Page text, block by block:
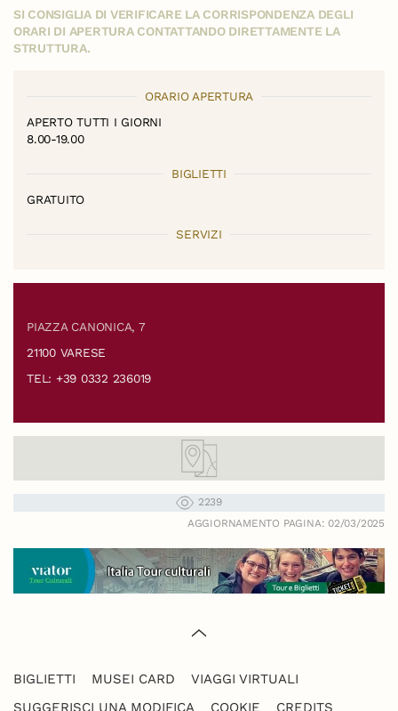
SI CONSIGLIA DI VERIFICARE LA CORRISPONDENZA DEGLI
ORARI DI APERTURA CONTATTANDO DIRETTAMENTE LA
STRUTTURA.
ORARIO APERTURA
APERTO TUTTI I GIORNI
8.00-19.00
BIGLIETTI
GRATUITO
SERVIZI
PIAZZA CANONICA, 7
21100 VARESE
TEL: +39 0332 236019
2239
AGGIORNAMENTO PAGINA: 02/03/2025
BIGLIETTI MUSEI CARD
VIAGGI VIRTUALI
SUGGERISCI UNA MODIFICA
COOKIE CREDITS